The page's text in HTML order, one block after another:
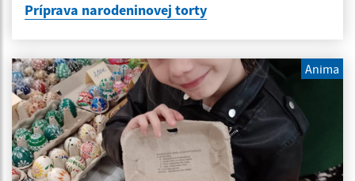
Príprava narodeninovej torty
Anima